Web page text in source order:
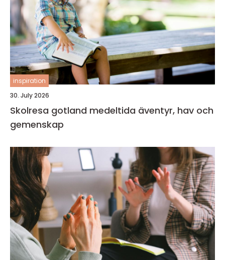
inspiration
30. July 2026
Skolresa gotland medeltida äventyr, hav och
gemenskap